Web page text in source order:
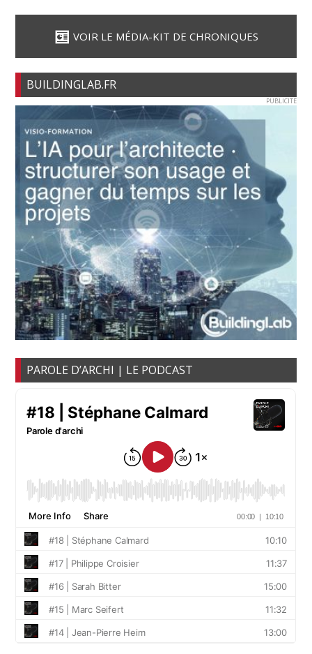
VOIR LE MÉDIA-KIT DE CHRONIQUES
BUILDINGLAB.FR
PUBLICITE
PAROLE D’ARCHI | LE PODCAST